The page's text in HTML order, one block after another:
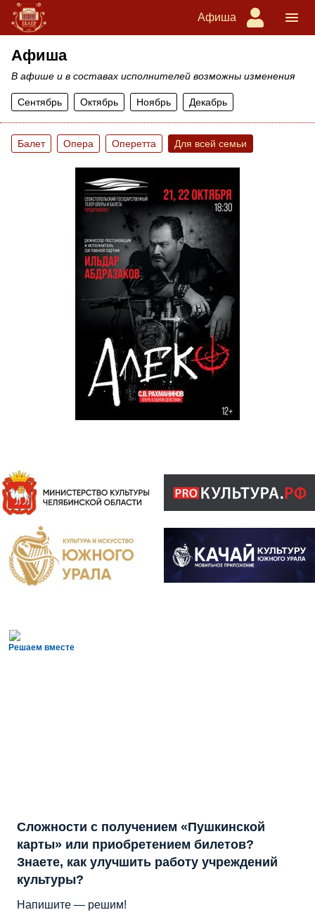
Афиша
Афиша
В афише и в составах исполнителей возможны изменения
Сентябрь Октябрь Ноябрь Декабрь
Балет Опера Оперетта Для всей семьи
Решаем вместе
Сложности с получением «Пушкинской
карты» или приобретением билетов?
Знаете, как улучшить работу учреждений
культуры?
Напишите — решим!